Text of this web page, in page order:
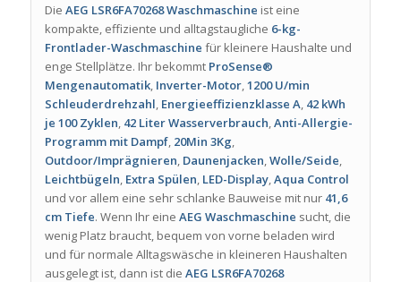
Die AEG LSR6FA70268 Waschmaschine ist eine
kompakte, effiziente und alltagstaugliche 6-kg-
Frontlader-Waschmaschine für kleinere Haushalte und
enge Stellplätze. Ihr bekommt ProSense®
Mengenautomatik, Inverter-Motor,1200 U/min
Schleuderdrehzahl, Energieeffizienzklasse A, 42 kWh
je 100 Zyklen, 42 Liter Wasserverbrauch,Anti-Allergie-
Programm mit Dampf, 20Min 3Kg,
Outdoor/Imprägnieren, Daunenjacken,Wolle/Seide,
Leichtbügeln, Extra Spülen, LED-Display,Aqua Control
und vor allem eine sehr schlanke Bauweise mit nur 41,6
cm Tiefe. Wenn Ihr eine AEG Waschmaschine sucht, die
wenig Platz braucht, bequem von vorne beladen wird
und für normale Alltagswäsche in kleineren Haushalten
ausgelegt ist, dann ist die AEG LSR6FA70268